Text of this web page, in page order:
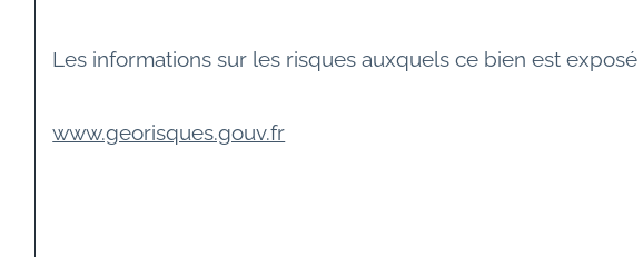
Les informations sur les risques auxquels ce bien est
www.georisques.gouv.fr